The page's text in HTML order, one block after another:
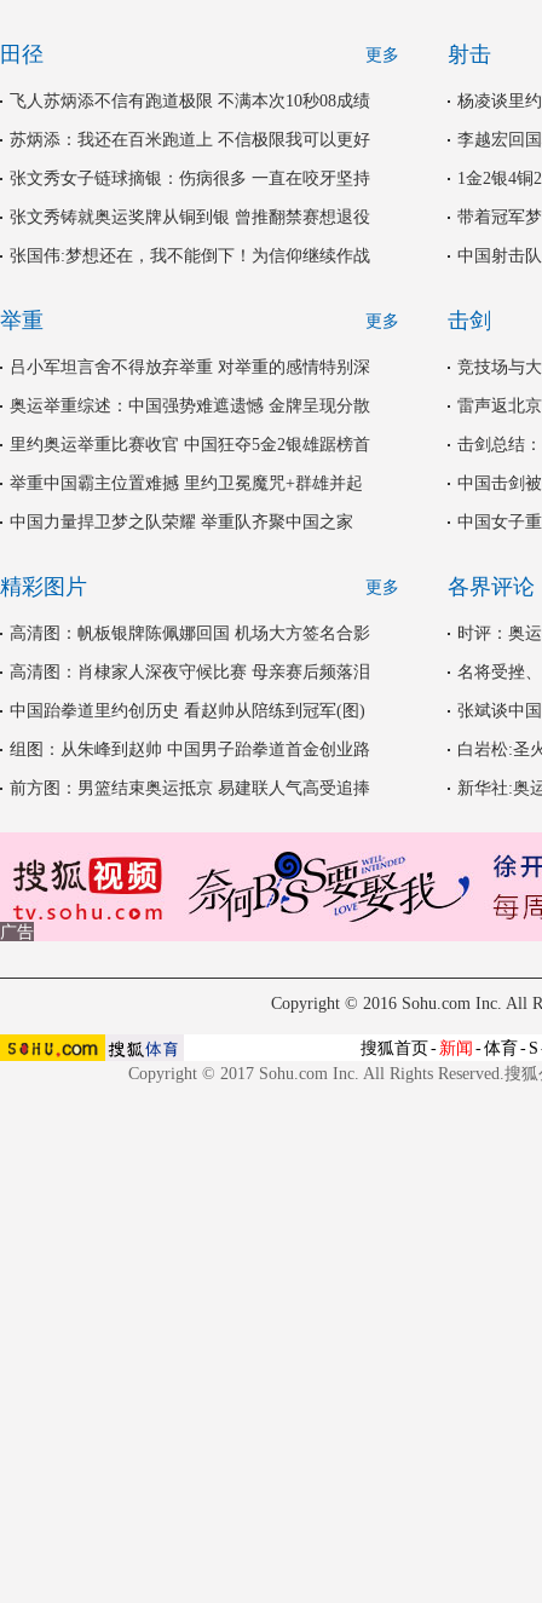
田径 更多
飞人苏炳添不信有跑道极限 不满本次10秒08成绩
苏炳添：我还在百米跑道上 不信极限我可以更好
张文秀女子链球摘银：伤病很多 一直在咬牙坚持
张文秀铸就奥运奖牌从铜到银 曾推翻禁赛想退役
张国伟:梦想还在，我不能倒下！为信仰继续作战
举重 更多
吕小军坦言舍不得放弃举重 对举重的感情特别深
奥运举重综述：中国强势难遮遗憾 金牌呈现分散
里约奥运举重比赛收官 中国狂夺5金2银雄踞榜首
举重中国霸主位置难撼 里约卫冕魔咒+群雄并起
中国力量捍卫梦之队荣耀 举重队齐聚中国之家
精彩图片 更多
高清图：帆板银牌陈佩娜回国 机场大方签名合影
高清图：肖棣家人深夜守候比赛 母亲赛后频落泪
中国跆拳道里约创历史 看赵帅从陪练到冠军(图)
组图：从朱峰到赵帅 中国男子跆拳道首金创业路
前方图：男篮结束奥运抵京 易建联人气高受追捧
射击
杨凌谈里
李越宏回
1金2银4铜
带着冠军
中国射击
击剑
竞技场与
雷声返北
击剑总结
中国击剑
中国女子
各界评论
时评：奥
名将受挫
张斌谈中
白岩松:圣
新华社:奥
广告
Copyright © 2016 Sohu.com Inc. All
搜狐首页 - 新闻 -体育 - S
Copyright © 2017 Sohu.com Inc. All Rights Reserved.搜